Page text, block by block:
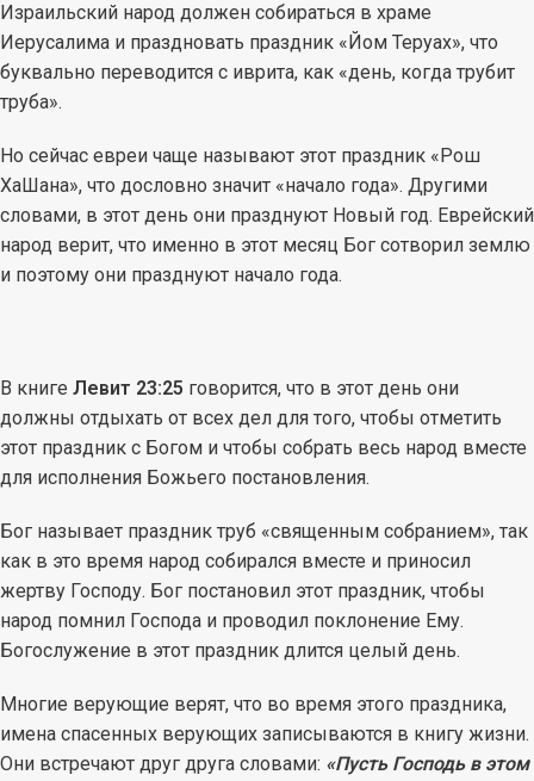
Израильский народ должен собираться в храме
Иерусалима и праздновать праздник «Йом Теруах», что
буквально переводится с иврита, как «день, когда трубит
труба».
Но сейчас евреи чаще называют этот праздник «Рош
ХаШана», что дословно значит «начало года». Другими
словами, в этот день они празднуют Новый год. Еврейский
народ верит, что именно в этот месяц Бог сотворил землю
и поэтому они празднуют начало года.
В книге Левит 23:25 говорится, что в этот день они
должны отдыхать от всех дел для того, чтобы отметить
этот праздник с Богом и чтобы собрать весь народ вместе
для исполнения Божьего постановления.
Бог называет праздник труб «священным собранием», так
как в это время народ собирался вместе и приносил
жертву Господу. Бог постановил этот праздник, чтобы
народ помнил Господа и проводил поклонение Ему.
Богослужение в этот праздник длится целый день.
Многие верующие верят, что во время этого праздника,
имена спасенных верующих записываются в книгу жизни.
Они встречают друг друга словами: «Пусть Господь в этом